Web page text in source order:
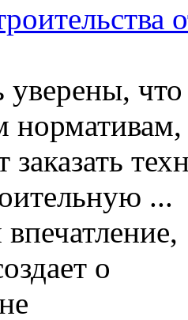
что
заказать
...